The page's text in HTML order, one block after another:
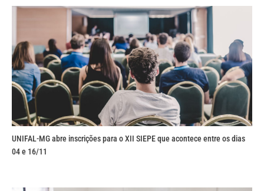
UNIFAL-MG abre inscrições para o XII SIEPE que acontece entre os dias
04 e 16/11